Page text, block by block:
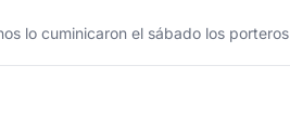
lo cuminicaron el sábado los porteros